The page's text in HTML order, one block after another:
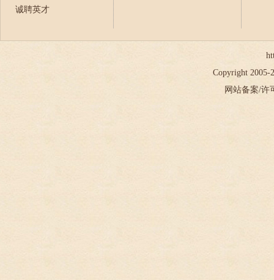
2026年
诚聘英才
Copyright 2005-
网站备案/许